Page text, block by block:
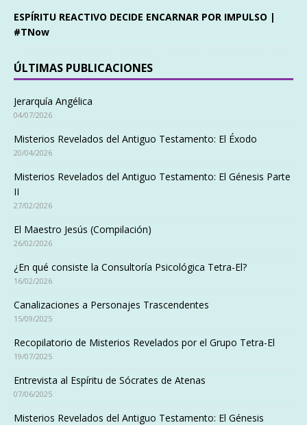
ESPÍRITU REACTIVO DECIDE ENCARNAR POR IMPULSO |
#TNow
ÚLTIMAS PUBLICACIONES
Jerarquía Angélica
04/07/2026
Misterios Revelados del Antiguo Testamento: El Éxodo
20/04/2026
Misterios Revelados del Antiguo Testamento: El Génesis Parte
II
27/02/2026
El Maestro Jesús (Compilación)
26/02/2026
¿En qué consiste la Consultoría Psicológica Tetra-El?
16/02/2026
Canalizaciones a Personajes Trascendentes
15/09/2025
Recopilatorio de Misterios Revelados por el Grupo Tetra-El
19/07/2025
Entrevista al Espíritu de Sócrates de Atenas
07/06/2025
Misterios Revelados del Antiguo Testamento: El Génesis